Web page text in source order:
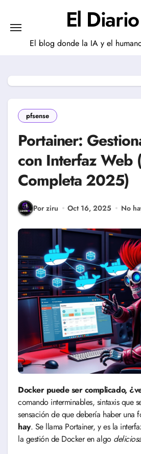
contenido
El
El blog donde la IA y el
pfsense
Portainer:
con Interfaz Web
Completa 2025)
Por ziru Oct 16, 2025 No
Docker puede ser complicado,
comando interminables, sintaxis que
sensación de que debería haber una
hay. Se llama Portainer, y es la
la gestión de Docker en algo